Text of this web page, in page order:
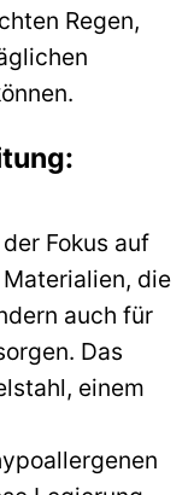
Regen,
Fokus auf
die
auch für
Das
einem